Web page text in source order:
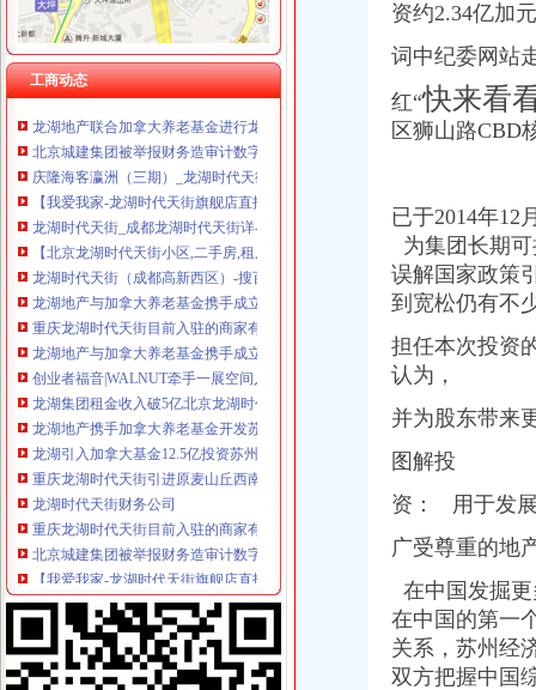
工商动态
【龙湖时代天街,北京龙湖时代天街详】-北京搜狐焦点网
龙湖地产与加拿大养老基金携手成立合资公司投资发展苏州时代天街项
【龙湖时代天街,北京龙湖时代天街详】-北京搜狐焦点网
龙湖地产联合加拿大养老基金进行龙湖时代天街开发_新闻中心_赢商网
北京城建集团被举报财务造审计数字架引纠纷-房产新闻-成都搜狐
庆隆海客瀛洲（三期）_龙湖时代天街_楼盘对比分析-重庆乐居
【我爱我家-龙湖时代天街旗舰店直招销售,北京我爱我家房地产经纪
龙湖时代天街_成都龙湖时代天街详-成都搜狐焦点网
【北京龙湖时代天街小区,二手房,租房】-北京房天下
龙湖时代天街（成都高新西区）-搜百科
龙湖地产与加拿大养老基金携手成立合资公司投资发展苏州时代天街项
重庆龙湖时代天街目前入驻的商家有哪些？_百度知道
龙湖地产与加拿大养老基金携手成立合资公司投资发展苏州时代天街项
创业者福音|WALNUT牵手一展空间入驻龙湖时代天街_搜狐时尚_搜狐网
龙湖集团租金收入破5亿北京龙湖时代天街成重头戏_新闻中心_赢商网
龙湖地产携手加拿大养老基金开发苏州时代天街项目_上市公司动态_
龙湖引入加拿大基金12.5亿投资苏州时代天街项目-房产新闻-乌鲁木齐
重庆龙湖时代天街引进原麦山丘西南店；绿民投与陕商投资旗下中诚
龙湖时代天街财务公司
重庆龙湖时代天街目前入驻的商家有哪些？_百度知道
北京城建集团被举报财务造审计数字架引纠纷-房产新闻-成都搜狐
【我爱我家-龙湖时代天街旗舰店直招销售,北京我爱我家房地产经纪
龙湖时代天街_成都龙湖时代天街详-成都搜狐焦点网
庆隆海客瀛洲（三期）_龙湖时代天街_楼盘对比分析-重庆乐居
重庆龙湖时代天街引进原麦山丘西南店；绿民投与陕商投资旗下中诚
龙湖引入加拿大基金12.5亿投资苏州时代天街项目-房产新闻-乌鲁木齐
龙湖时代天街（成都高新西区）-搜百科
资约2.34亿加
词中纪委网站
红“快来看
区狮山路CBD
已于2014年12
为集团长期
误解国家政策
到宽松仍有不
担任本次投资
认为，
并为股东带来
图解投
资：
用于发
广受尊重的地
在中国发掘
在中国的第一
关系，苏州经
双方把握中国